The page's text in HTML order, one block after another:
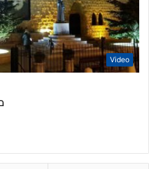
Video